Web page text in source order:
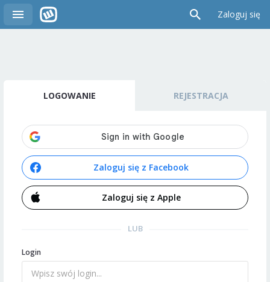
Zaloguj się
LOGOWANIE REJESTRACJA
Zaloguj się z Facebook
Zaloguj się z Apple
LUB
Login